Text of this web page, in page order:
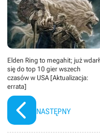
Elden Ring to megahit; już wdarł
się do top 10 gier wszech
czasów w USA [Aktualizacja:
errata]
NASTĘPNY